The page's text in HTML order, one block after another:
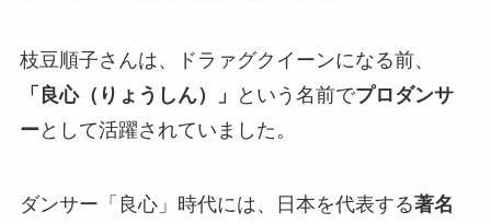
枝豆順子さんは、ドラァグクイーンになる前、
「良心（りょうしん）」
という名前でプロダンサ
ー として活躍されていました。
ダンサー「良心」時代には、日本を代表する著名